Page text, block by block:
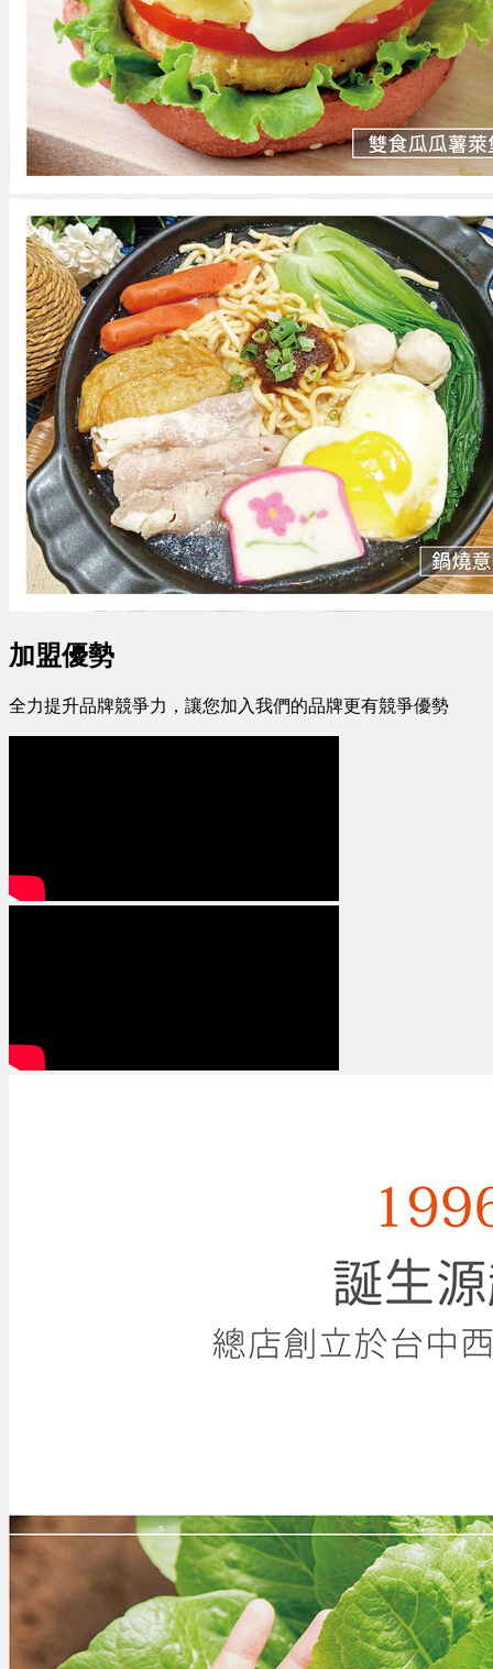
加盟優勢
全力提升品牌競爭力，讓您加入我們的品牌更有競爭優勢